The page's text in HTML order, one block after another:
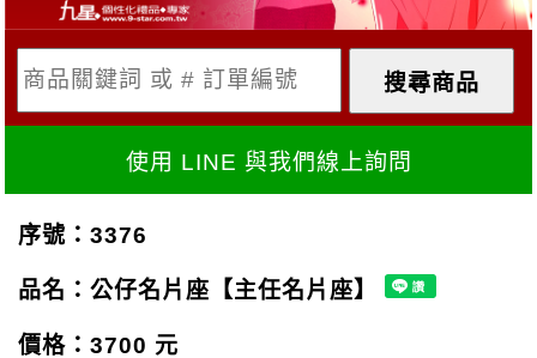
使用 LINE 與我們線上詢問